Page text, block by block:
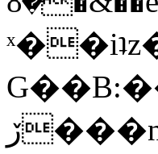
ڒ���n����%J^�}